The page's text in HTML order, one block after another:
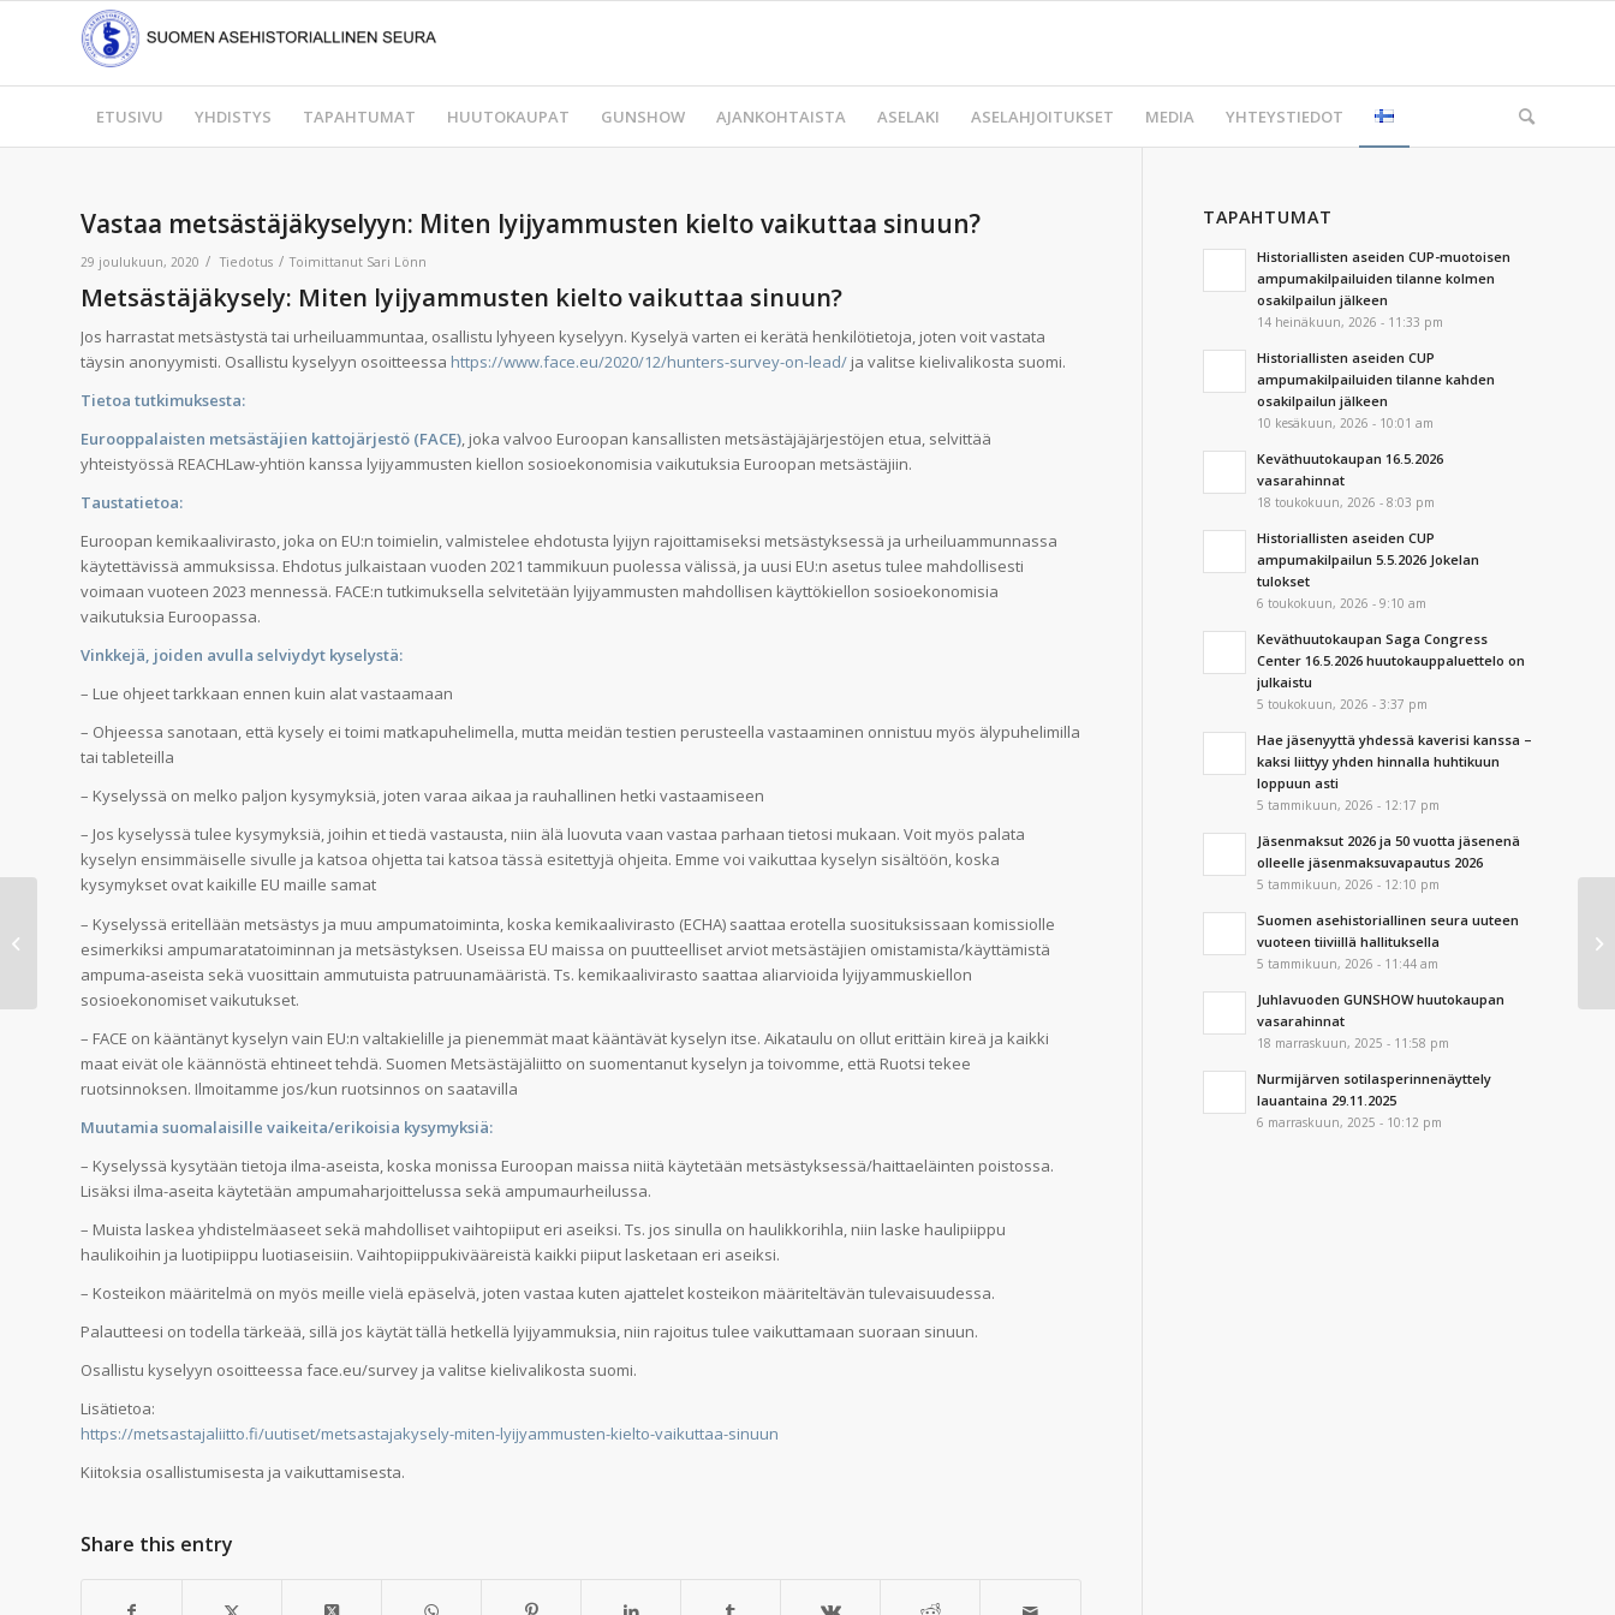
ETUSIVU YHDISTYS TAPAHTUMAT HUUTOKAUPAT GUNSHOW AJANKOHTAISTA ASELAKI ASELAHJOITUKSET MEDIA YHTEYSTIEDOT
Vastaa metsästäjäkyselyyn: Miten lyijyammusten kielto vaikuttaa sinuun?
29 joulukuun, 2020 / Tiedotus / Toimittanut Sari Lönn
Metsästäjäkysely: Miten lyijyammusten kielto vaikuttaa sinuun?
Jos harrastat metsästystä tai urheiluammuntaa, osallistu lyhyeen kyselyyn. Kyselyä varten ei kerätä henkilötietoja, joten voit vastata
täysin anonyymisti. Osallistu kyselyyn osoitteessa https://www.face.eu/2020/12/hunters-survey-on-lead/ ja valitse kielivalikosta suomi.
Tietoa tutkimuksesta:
Eurooppalaisten metsästäjien kattojärjestö (FACE), joka valvoo Euroopan kansallisten metsästäjäjärjestöjen etua, selvittää
yhteistyössä REACHLaw-yhtiön kanssa lyijyammusten kiellon sosioekonomisia vaikutuksia Euroopan metsästäjiin.
Taustatietoa:
Euroopan kemikaalivirasto, joka on EU:n toimielin, valmistelee ehdotusta lyijyn rajoittamiseksi metsästyksessä ja urheiluammunnassa
käytettävissä ammuksissa. Ehdotus julkaistaan vuoden 2021 tammikuun puolessa välissä, ja uusi EU:n asetus tulee mahdollisesti
voimaan vuoteen 2023 mennessä. FACE:n tutkimuksella selvitetään lyijyammusten mahdollisen käyttökiellon sosioekonomisia
vaikutuksia Euroopassa.
Vinkkejä, joiden avulla selviydyt kyselystä:
– Lue ohjeet tarkkaan ennen kuin alat vastaamaan
– Ohjeessa sanotaan, että kysely ei toimi matkapuhelimella, mutta meidän testien perusteella vastaaminen onnistuu myös älypuhelimilla
tai tableteilla
– Kyselyssä on melko paljon kysymyksiä, joten varaa aikaa ja rauhallinen hetki vastaamiseen
– Jos kyselyssä tulee kysymyksiä, joihin et tiedä vastausta, niin älä luovuta vaan vastaa parhaan tietosi mukaan. Voit myös palata
kyselyn ensimmäiselle sivulle ja katsoa ohjetta tai katsoa tässä esitettyjä ohjeita. Emme voi vaikuttaa kyselyn sisältöön, koska
kysymykset ovat kaikille EU maille samat
– Kyselyssä eritellään metsästys ja muu ampumatoiminta, koska kemikaalivirasto (ECHA) saattaa erotella suosituksissaan komissiolle
esimerkiksi ampumaratatoiminnan ja metsästyksen. Useissa EU maissa on puutteelliset arviot metsästäjien omistamista/käyttämistä
ampuma-aseista sekä vuosittain ammutuista patruunamääristä. Ts. kemikaalivirasto saattaa aliarvioida lyijyammuskiellon
sosioekonomiset vaikutukset.
– FACE on kääntänyt kyselyn vain EU:n valtakielille ja pienemmät maat kääntävät kyselyn itse. Aikataulu on ollut erittäin kireä ja kaikki
maat eivät ole käännöstä ehtineet tehdä. Suomen Metsästäjäliitto on suomentanut kyselyn ja toivomme, että Ruotsi tekee
ruotsinnoksen. Ilmoitamme jos/kun ruotsinnos on saatavilla
Muutamia suomalaisille vaikeita/erikoisia kysymyksiä:
– Kyselyssä kysytään tietoja ilma-aseista, koska monissa Euroopan maissa niitä käytetään metsästyksessä/haittaeläinten poistossa.
Lisäksi ilma-aseita käytetään ampumaharjoittelussa sekä ampumaurheilussa.
– Muista laskea yhdistelmäaseet sekä mahdolliset vaihtopiiput eri aseiksi. Ts. jos sinulla on haulikkorihla, niin laske haulipiippu
haulikoihin ja luotipiippu luotiaseisiin. Vaihtopiippukivääreistä kaikki piiput lasketaan eri aseiksi.
– Kosteikon määritelmä on myös meille vielä epäselvä, joten vastaa kuten ajattelet kosteikon määriteltävän tulevaisuudessa.
Palautteesi on todella tärkeää, sillä jos käytät tällä hetkellä lyijyammuksia, niin rajoitus tulee vaikuttamaan suoraan sinuun.
Osallistu kyselyyn osoitteessa face.eu/survey ja valitse kielivalikosta suomi.
Lisätietoa:
https://metsastajaliitto.fi/uutiset/metsastajakysely-miten-lyijyammusten-kielto-vaikuttaa-sinuun
Kiitoksia osallistumisesta ja vaikuttamisesta.
Share this entry
TAPAHTUMAT
Historiallisten aseiden CUP-muotoisen
ampumakilpailuiden tilanne kolmen
osakilpailun jälkeen
14 heinäkuun, 2026 - 11:33 pm
Historiallisten aseiden CUP
ampumakilpailuiden tilanne kahden
osakilpailun jälkeen
10 kesäkuun, 2026 - 10:01 am
Keväthuutokaupan 16.5.2026
vasarahinnat
18 toukokuun, 2026 - 8:03 pm
Historiallisten aseiden CUP
ampumakilpailun 5.5.2026 Jokelan
tulokset
6 toukokuun, 2026 - 9:10 am
Keväthuutokaupan Saga Congress
Center 16.5.2026 huutokauppaluettelo on
julkaistu
5 toukokuun, 2026 - 3:37 pm
Hae jäsenyyttä yhdessä kaverisi kanssa –
kaksi liittyy yhden hinnalla huhtikuun
loppuun asti
5 tammikuun, 2026 - 12:17 pm
Jäsenmaksut 2026 ja 50 vuotta jäsenenä
olleelle jäsenmaksuvapautus 2026
5 tammikuun, 2026 - 12:10 pm
Suomen asehistoriallinen seura uuteen
vuoteen tiiviillä hallituksella
5 tammikuun, 2026 - 11:44 am
Juhlavuoden GUNSHOW huutokaupan
vasarahinnat
18 marraskuun, 2025 - 11:58 pm
Nurmijärven sotilasperinnenäyttely
lauantaina 29.11.2025
6 marraskuun, 2025 - 10:12 pm
Hyvää Joulua ja Onnellista Uutta
Vuotta 2021!